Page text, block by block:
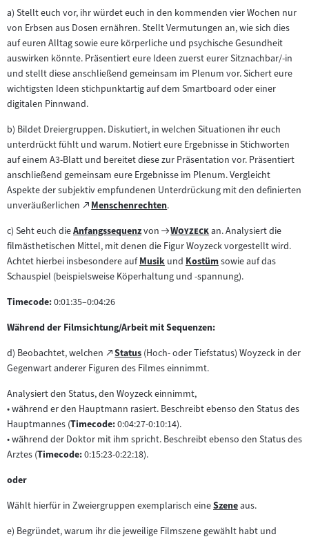
a) Stellt euch vor, ihr würdet euch in den kommenden vier Wochen nur
von Erbsen aus Dosen ernähren. Stellt Vermutungen an, wie sich dies
auf euren Alltag sowie eure körperliche und psychische Gesundheit
auswirken könnte. Präsentiert eure Ideen zuerst eurer Sitznachbar/-in
und stellt diese anschließend gemeinsam im Plenum vor. Sichert eure
wichtigsten Ideen stichpunktartig auf dem Smartboard oder einer
digitalen Pinnwand.
b) Bildet Dreiergruppen. Diskutiert, in welchen Situationen ihr euch
unterdrückt fühlt und warum. Notiert eure Ergebnisse in Stichworten
auf einem A3-Blatt und bereitet diese zur Präsentation vor. Präsentiert
anschließend gemeinsam eure Ergebnisse im Plenum. Vergleicht
Aspekte der subjektiv empfundenen Unterdrückung mit den definierten
unveräußerlichen
Zum
Inhalt:
Menschenrechten
(öffnet
im
neuen
Tab)
.
c) Seht euch dieZum
Inhalt:
Anfangssequenzvon
Zum
Filmarchiv:
"
Woyzeck"an. Analysiert die
filmästhetischen Mittel, mit denen die Figur Woyzeck vorgestellt wird.
Achtet hierbei insbesondere aufZum
Inhalt:
Musik und Zum
Inhalt:
Kostümsowie auf das
Schauspiel (beispielsweise Köperhaltung und -spannung).
Timecode:0:01:35–0:04:26
Während der Filmsichtung/Arbeit mit Sequenzen:
d) Beobachtet, welchen
Zum
externen
Status
(öffnet
im
neuen
Tab)
(Hoch- oder Tiefstatus) Woyzeck in der
Gegenwart anderer Figuren des Filmes einnimmt.
Analysiert den Status, den Woyzeck einnimmt,
• während er den Hauptmann rasiert. Beschreibt ebenso den Status des
Hauptmannes (Timecode:0:04:27-0:10:14).
• während der Doktor mit ihm spricht. Beschreibt ebenso den Status des
Arztes (Timecode:0:15:23-0:22:18).
oder
Wählt hierfür in Zweiergruppen exemplarisch eineZum
Inhalt:
Szeneaus.
e) Begründet, warum ihr die jeweilige Filmszene gewählt habt und